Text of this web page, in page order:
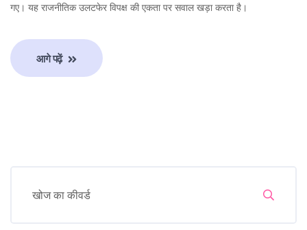
गए। यह राजनीतिक उलटफेर विपक्ष की एकता पर सवाल खड़ा करता है।
आगे पढ़ें